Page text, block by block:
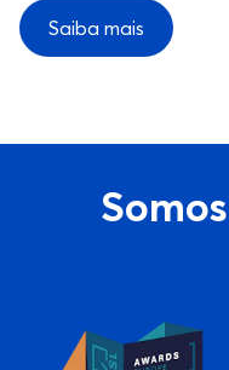
Saiba mais